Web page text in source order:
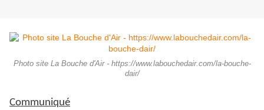
Photo site La Bouche d'Air - https://www.labouchedair.com/la-bouche-
dair/
Communiqué